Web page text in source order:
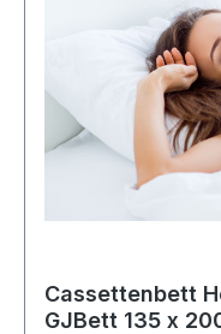
Cassettenbett
GJBett 135 x